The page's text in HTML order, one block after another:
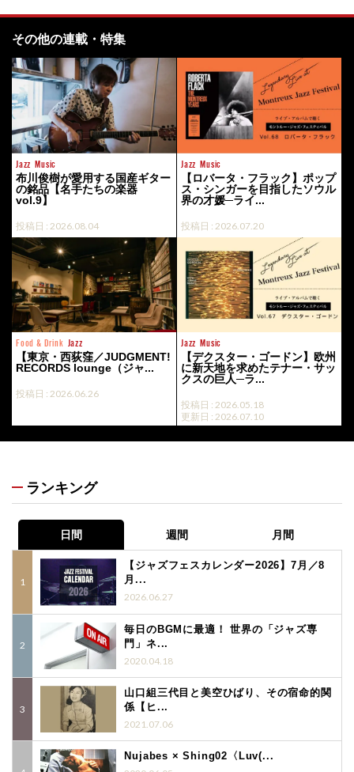
その他の連載・特集
Jazz Music
布川俊樹が愛用する国産ギター
の銘品【名手たちの楽器
vol.9】
投稿日 : 2026.08.04
Jazz Music
【ロバータ・フラック】ポップ
ス・シンガーを目指したソウル
界の才媛─ライ...
投稿日 : 2026.07.20
Food & Drink Jazz
【東京・西荻窪／JUDGMENT!
RECORDS lounge（ジャ...
投稿日 : 2026.06.26
Jazz Music
【デクスター・ゴードン】欧州
に新天地を求めたテナー・サッ
クスの巨人─ラ...
投稿日 : 2026.05.18
更新日 : 2026.07.10
ランキング
日間 週間 月間
【ジャズフェスカレンダー2026】7月／8
月...
2026.06.27
毎日のBGMに最適！ 世界の「ジャズ専
門」ネ...
2020.04.18
山口組三代目と美空ひばり、その宿命的関
係【ヒ...
2021.07.06
Nujabes × Shing02〈Luv(...